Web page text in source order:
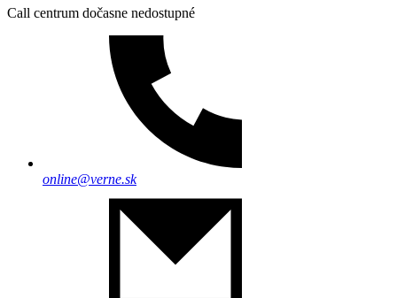
Call centrum dočasne nedostupné
online@verne.sk